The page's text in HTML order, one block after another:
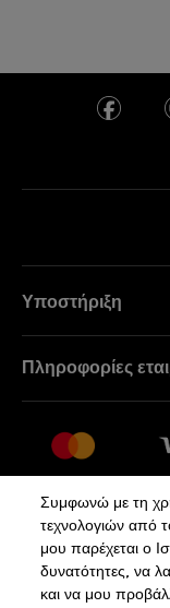
Υποστήριξη
Επιστροφές
Όροι Πώλησης
Κάνε κλικ εδώ
Πληροφορίες
Θέσεις
Πολιτική
Συμφωνώ με τη
τεχνολογιών από
μου παρέχεται ο
δυνατότητες, να
και να μου